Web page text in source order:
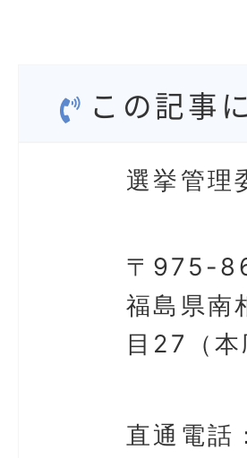
この記事
選挙管理
〒975-
福島県南
目27（本
直通電話：